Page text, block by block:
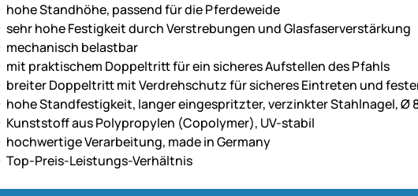
hohe Standhöhe, passend für die Pferdeweide
sehr hohe Festigkeit durch Verstrebungen und Glasfaserverstärkung
mechanisch belastbar
mit praktischem Doppeltritt für ein sicheres Aufstellen des Pfahls
breiter Doppeltritt mit Verdrehschutz für sicheres Eintreten und
hohe Standfestigkeit, langer eingespritzter, verzinkter Stahlnagel, Ø
Kunststoff aus Polypropylen (Copolymer), UV-stabil
hochwertige Verarbeitung, made in Germany
Top-Preis-Leistungs-Verhältnis